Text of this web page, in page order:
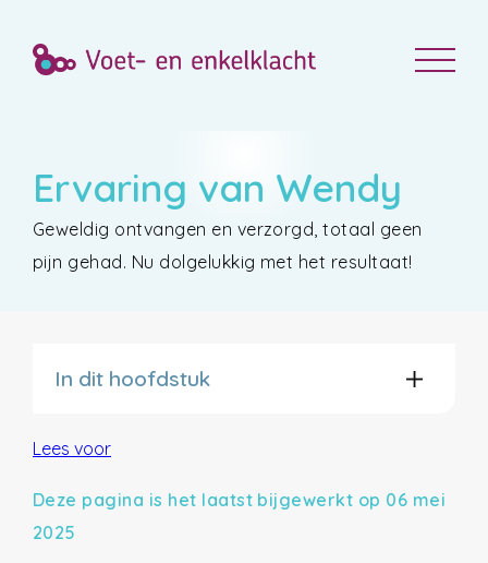
Ervaring van Wendy
Geweldig ontvangen en verzorgd, totaal geen
pijn gehad. Nu dolgelukkig met het resultaat!
In dit hoofdstuk
Lees voor
Deze pagina is het laatst bijgewerkt op 06 mei
2025